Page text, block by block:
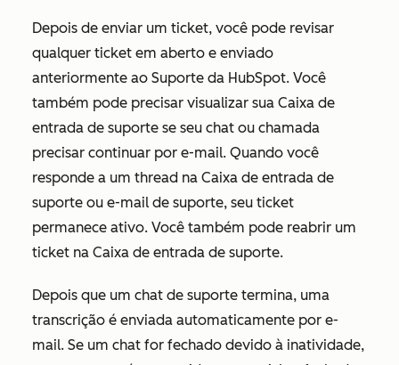
Depois de enviar um ticket, você pode revisar
qualquer ticket em aberto e enviado
anteriormente ao Suporte da HubSpot. Você
também pode precisar visualizar sua Caixa de
entrada de suporte se seu chat ou chamada
precisar continuar por e-mail. Quando você
responde a um thread na Caixa de entrada de
suporte ou e-mail de suporte, seu ticket
permanece ativo. Você também pode reabrir um
ticket na Caixa de entrada de suporte.
Depois que um chat de suporte termina, uma
transcrição é enviada automaticamente por e-
mail. Se um chat for fechado devido à inatividade,